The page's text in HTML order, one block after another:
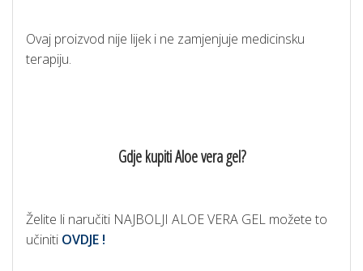
Ovaj proizvod nije lijek i ne zamjenjuje medicinsku
terapiju.
Gdje kupiti Aloe vera gel?
Želite li naručiti NAJBOLJI ALOE VERA GEL možete to
učiniti OVDJE !